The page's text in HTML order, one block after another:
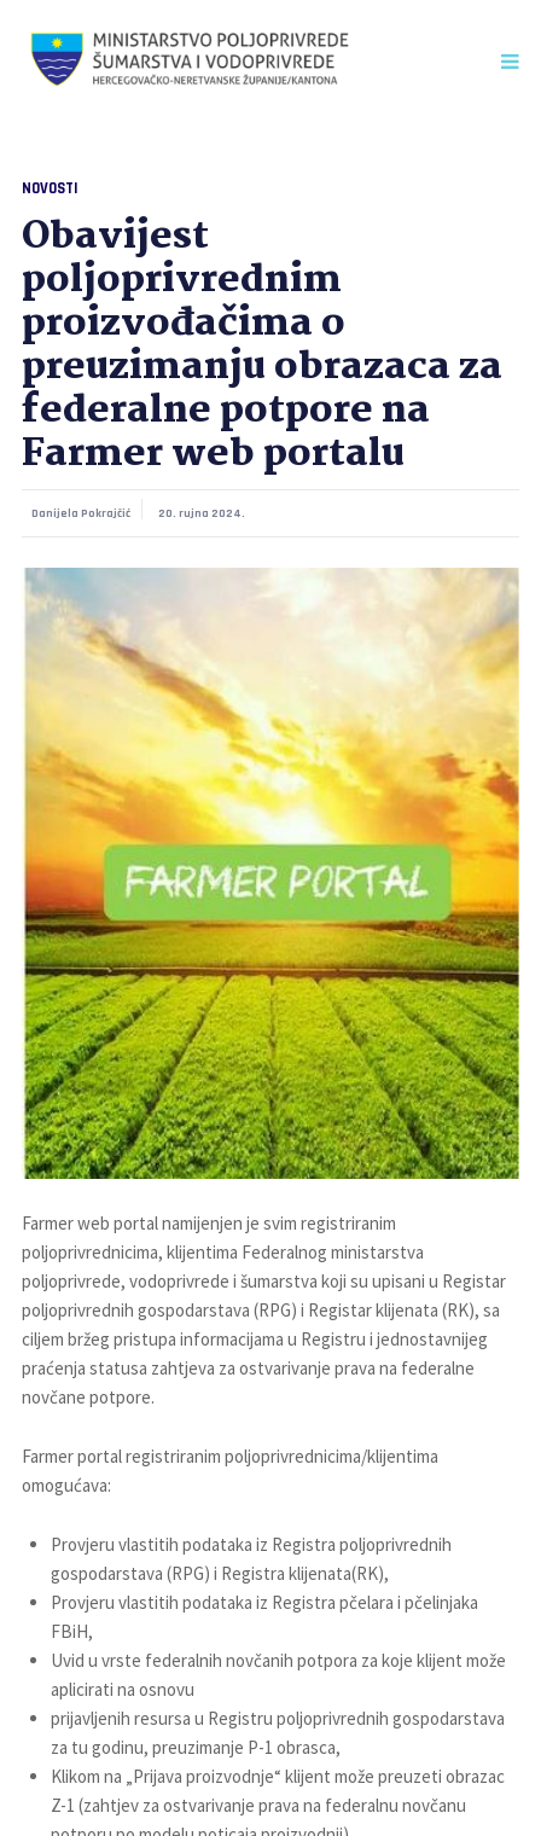
NOVOSTI
Obavijest
poljoprivrednim
proizvođačima o
preuzimanju obrazaca za
federalne potpore na
Farmer web portalu
Danijela Pokrajčić 20. rujna 2024.
Farmer web portal namijenjen je svim registriranim
poljoprivrednicima, klijentima Federalnog ministarstva
poljoprivrede, vodoprivrede i šumarstva koji su upisani u Registar
poljoprivrednih gospodarstava (RPG) i Registar klijenata (RK), sa
ciljem bržeg pristupa informacijama u Registru i jednostavnijeg
praćenja statusa zahtjeva za ostvarivanje prava na federalne
novčane potpore.
Farmer portal registriranim poljoprivrednicima/klijentima
omogućava:
Provjeru vlastitih podataka iz Registra poljoprivrednih
gospodarstava (RPG) i Registra klijenata(RK),
Provjeru vlastitih podataka iz Registra pčelara i pčelinjaka
FBiH,
Uvid u vrste federalnih novčanih potpora za koje klijent može
aplicirati na osnovu
prijavljenih resursa u Registru poljoprivrednih gospodarstava
za tu godinu, preuzimanje P-1 obrasca,
Klikom na „Prijava proizvodnje“ klijent može preuzeti obrazac
Z-1 (zahtjev za ostvarivanje prava na federalnu novčanu